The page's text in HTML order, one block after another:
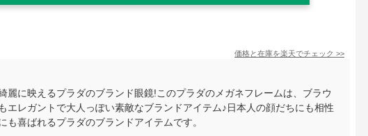
価格と在庫を楽天でチェック >>
麗に映えるプラダのブランド眼鏡!このプラダのメガネフレームは、ブラウ
エレガントで大人っぽい素敵なブランドアイテム♪日本人の顔だちにも相性
も喜ばれるプラダのブランドアイテムです。